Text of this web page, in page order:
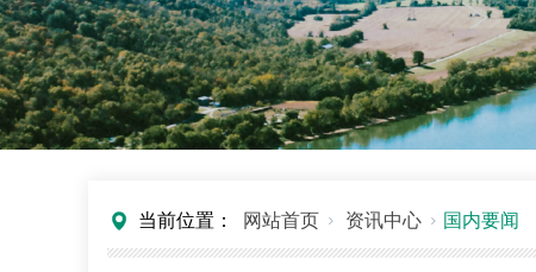
当前位置： 网站首页 资讯中心 国内要闻